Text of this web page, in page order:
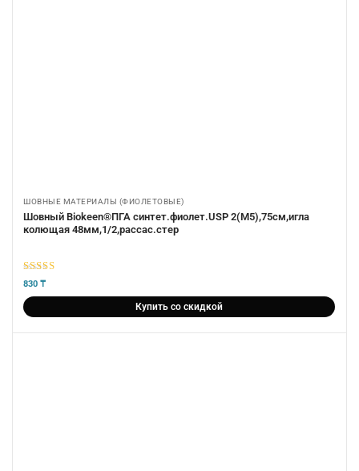
ШОВНЫЕ МАТЕРИАЛЫ (ФИОЛЕТОВЫЕ)
Шовный Biokeen®ПГА синтет.фиолет.USP 2(М5),75см,игла
колющая 48мм,1/2,рассас.стер
5из 5
830 ₸
Купить со скидкой